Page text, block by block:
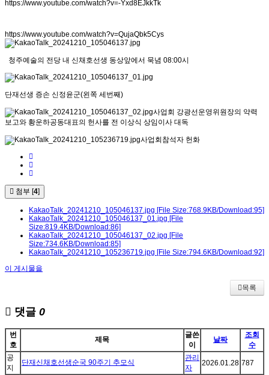
https://www.youtube.com/watch?v=-Yxd8EJkkTk
https://www.youtube.com/watch?v=QujaQbk5Cys
청주예술의 전당 내 신채호선생 동상앞에서 묵념 08:00시
단재선생 증손 신정윤군(왼쪽 세번째)
사업회 강광선운영위원장의 약력
보고와 황운하공동대표의 헌사를 전 이상식 상임이사 대독
사업회참석자 헌화
첨부 [4]
KakaoTalk_20241210_105046137.jpg [File Size:768.9KB/Download:95]
KakaoTalk_20241210_105046137_01.jpg [File
Size:819.4KB/Download:86]
KakaoTalk_20241210_105046137_02.jpg [File
Size:734.6KB/Download:85]
KakaoTalk_20241210_105236719.jpg [File Size:794.6KB/Download:92]
이 게시물을
목록
댓글 0
번
호
제목
글쓴
이
날짜
조회
수
공
지
단재신채호선생순국 90주기 추모식
관리
자
2026.01.28 787